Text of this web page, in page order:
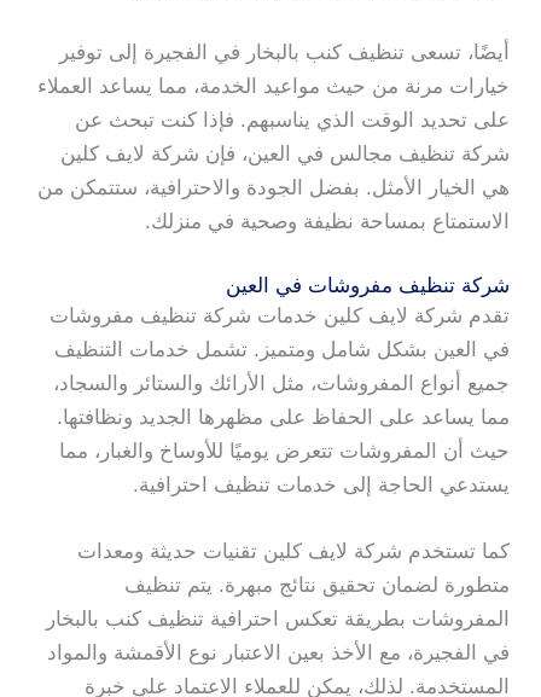
أيضًا، تسعى تنظيف كنب بالبخار في الفجيرة إلى توفير
خيارات مرنة من حيث مواعيد الخدمة، مما يساعد العملاء
على تحديد الوقت الذي يناسبهم. فإذا كنت تبحث عن
شركة تنظيف مجالس في العين، فإن شركة لايف كلين
هي الخيار الأمثل. بفضل الجودة والاحترافية، ستتمكن من
الاستمتاع بمساحة نظيفة وصحية في منزلك.
شركة تنظيف مفروشات في العين
تقدم شركة لايف كلين خدمات شركة تنظيف مفروشات
في العين بشكل شامل ومتميز. تشمل خدمات التنظيف
جميع أنواع المفروشات، مثل الأرائك والستائر والسجاد،
مما يساعد على الحفاظ على مظهرها الجديد ونظافتها.
حيث أن المفروشات تتعرض يوميًا للأوساخ والغبار، مما
يستدعي الحاجة إلى خدمات تنظيف احترافية.
كما تستخدم شركة لايف كلين تقنيات حديثة ومعدات
متطورة لضمان تحقيق نتائج مبهرة. يتم تنظيف
المفروشات بطريقة تعكس احترافية تنظيف كنب بالبخار
في الفجيرة، مع الأخذ بعين الاعتبار نوع الأقمشة والمواد
المستخدمة. لذلك، يمكن للعملاء الاعتماد على خبرة